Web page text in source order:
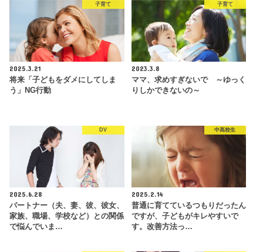
子育て
2025.3.21
将来「子どもをダメにしてしま
う」NG行動
子育て
2023.3.8
ママ、求めすぎないで ～ゆっく
りしかできないの～
DV
2025.6.28
パートナー（夫、妻、彼、彼女、
家族、職場、学校など）との関係
で悩んでいま…
中高校生
2025.2.14
普通に育てているつもりだったん
ですが、子どもがキレやすいで
す。改善方法っ…